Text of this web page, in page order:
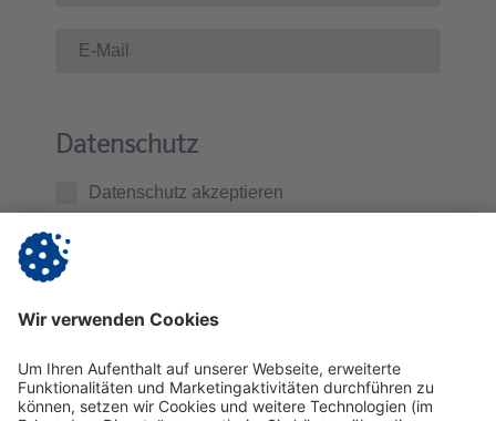
Datenschutz
Datenschutz akzeptieren
Ich habe die
genommen. Ich stimme zu, dass die von mir
übermittelten Daten zur Kontaktaufnahme und für